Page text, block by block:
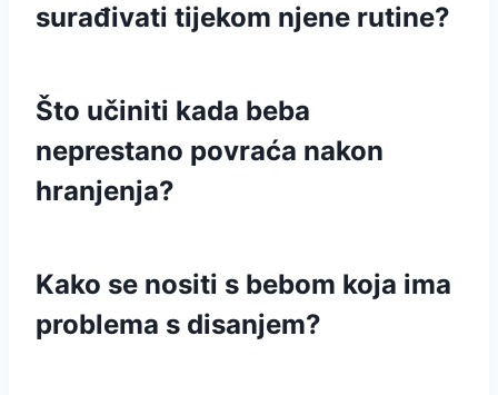
surađivati tijekom njene rutine?
Što učiniti kada beba
neprestano povraća nakon
hranjenja?
Kako se nositi s bebom koja ima
problema s disanjem?